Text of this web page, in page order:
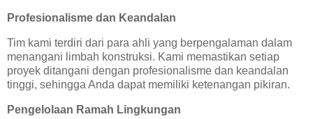
Profesionalisme dan Keandalan
Tim kami terdiri dari para ahli yang berpengalaman dalam
menangani limbah konstruksi. Kami memastikan setiap
proyek ditangani dengan profesionalisme dan keandalan
tinggi, sehingga Anda dapat memiliki ketenangan pikiran.
Pengelolaan Ramah Lingkungan